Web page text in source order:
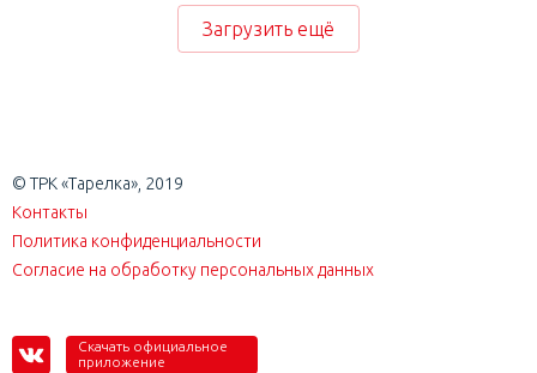
Загрузить ещё
© ТРК «Тарелка», 2019
Контакты
Политика конфиденциальности
Согласие на обработку персональных данных
Скачать официальное
приложение